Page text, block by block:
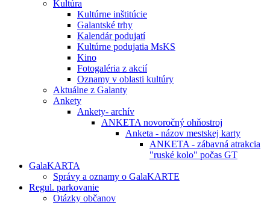
Kultúra
Kultúrne inštitúcie
Galantské trhy
Kalendár podujatí
Kultúrne podujatia MsKS
Kino
Fotogaléria z akcií
Oznamy v oblasti kultúry
Aktuálne z Galanty
Ankety
Ankety- archív
ANKETA novoročný ohňostroj
Anketa - názov mestskej karty
ANKETA - zábavná atrakcia
"ruské kolo" počas GT
GalaKARTA
Správy a oznamy o GalaKARTE
Regul. parkovanie
Otázky občanov